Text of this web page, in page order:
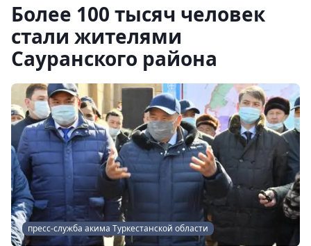
Более 100 тысяч человек
стали жителями
Сауранского района
пресс-служба акима Туркестанской области